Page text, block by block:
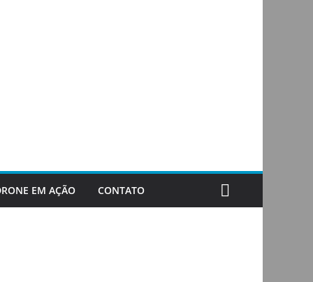
EM AÇÃO CONTATO